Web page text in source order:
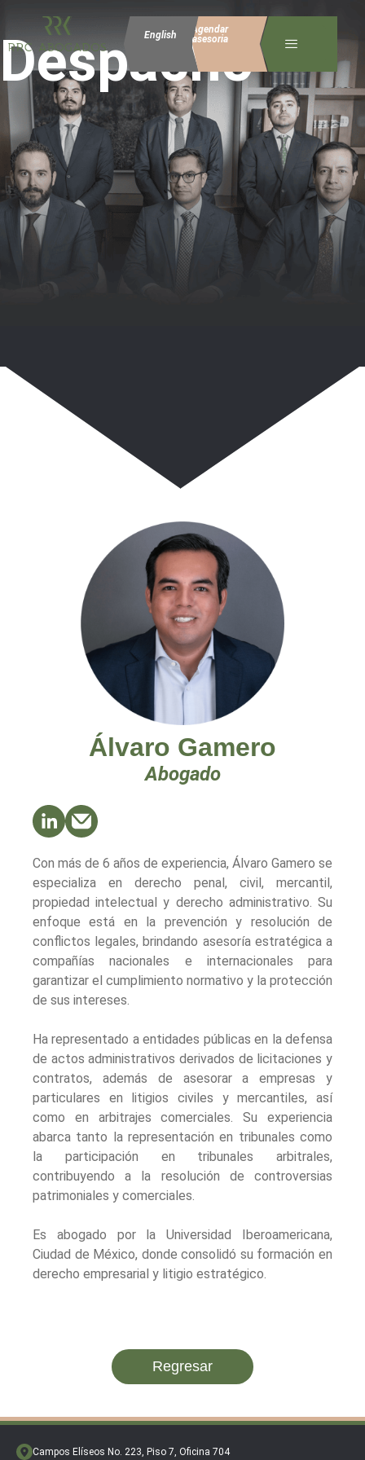
English
Agendar
asesoria
Despacho
Álvaro Gamero
Abogado
Con más de 6 años de experiencia, Álvaro Gamero se
especializa en derecho penal, civil, mercantil,
propiedad intelectual y derecho administrativo. Su
enfoque está en la prevención y resolución de
conflictos legales, brindando asesoría estratégica a
compañías nacionales e internacionales para
garantizar el cumplimiento normativo y la protección
de sus intereses.
Ha representado a entidades públicas en la defensa
de actos administrativos derivados de licitaciones y
contratos, además de asesorar a empresas y
particulares en litigios civiles y mercantiles, así
como en arbitrajes comerciales. Su experiencia
abarca tanto la representación en tribunales como
la participación en tribunales arbitrales,
contribuyendo a la resolución de controversias
patrimoniales y comerciales.
Es abogado por la Universidad Iberoamericana,
Ciudad de México, donde consolidó su formación en
derecho empresarial y litigio estratégico.
Regresar
Campos Elíseos No. 223, Piso 7, Oficina 704